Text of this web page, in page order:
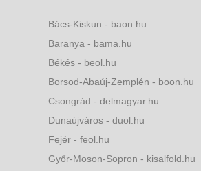
Bács-Kiskun - baon.hu
Baranya - bama.hu
Békés - beol.hu
Borsod-Abaúj-Zemplén - boon.hu
Csongrád - delmagyar.hu
Dunaújváros - duol.hu
Fejér - feol.hu
Győr-Moson-Sopron - kisalfold.hu